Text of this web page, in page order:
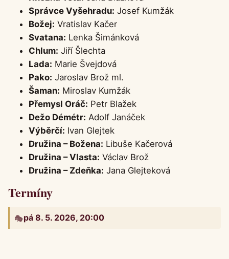
Správce Vyšehradu: Josef Kumžák
Božej: Vratislav Kačer
Svatana: Lenka Šimánková
Chlum: Jiří Šlechta
Lada: Marie Švejdová
Pako: Jaroslav Brož ml.
Šaman: Miroslav Kumžák
Přemysl Oráč: Petr Blažek
Dežo Démétr: Adolf Janáček
Výběrčí: Ivan Glejtek
Družina – Božena: Libuše Kačerová
Družina – Vlasta: Václav Brož
Družina – Zdeňka: Jana Glejteková
Termíny
pá 8. 5. 2026, 20:00